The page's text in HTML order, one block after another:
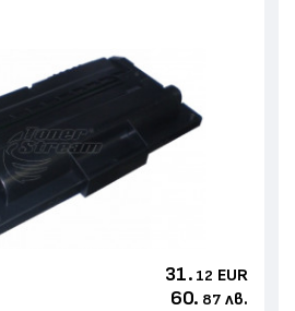
31. 12 EUR
60. 87 лв.